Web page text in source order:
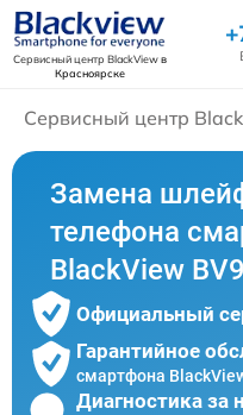
Сервисный центр BlackViewв
Красноярске
Сервисный центр
Замена
телефона
BlackView
Официальный
Гарантийное
смартфона
Диагностика за